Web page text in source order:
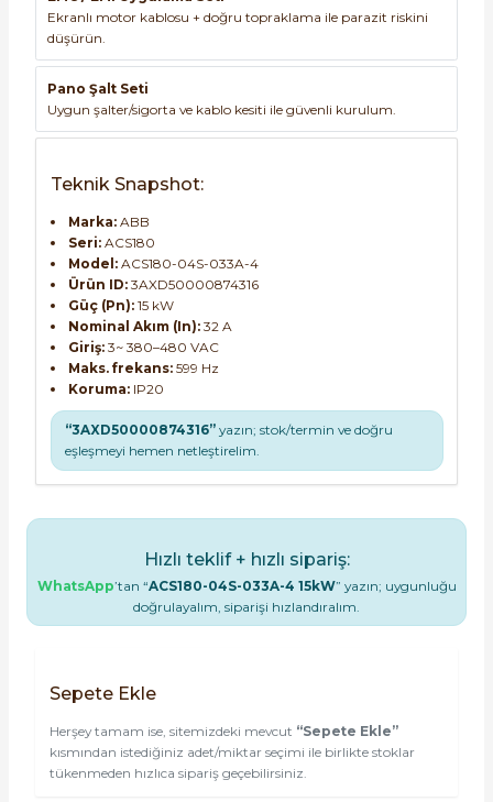
Ekranlı motor kablosu + doğru topraklama ile parazit riskini
düşürün.
Pano Şalt Seti
Uygun şalter/sigorta ve kablo kesiti ile güvenli kurulum.
Teknik Snapshot:
Marka: ABB
Seri: ACS180
Model: ACS180-04S-033A-4
Ürün ID: 3AXD50000874316
Güç (Pn): 15 kW
Nominal Akım (In): 32 A
Giriş: 3~ 380–480 VAC
Maks. frekans: 599 Hz
Koruma: IP20
“3AXD50000874316” yazın; stok/termin ve doğru
eşleşmeyi hemen netleştirelim.
Hızlı teklif + hızlı sipariş:
WhatsApp’tan “ACS180-04S-033A-4 15kW” yazın; uygunluğu
doğrulayalım, siparişi hızlandıralım.
Sepete Ekle
Herşey tamam ise, sitemizdeki mevcut “Sepete Ekle”
kısmından istediğiniz adet/miktar seçimi ile birlikte stoklar
tükenmeden hızlıca sipariş geçebilirsiniz.